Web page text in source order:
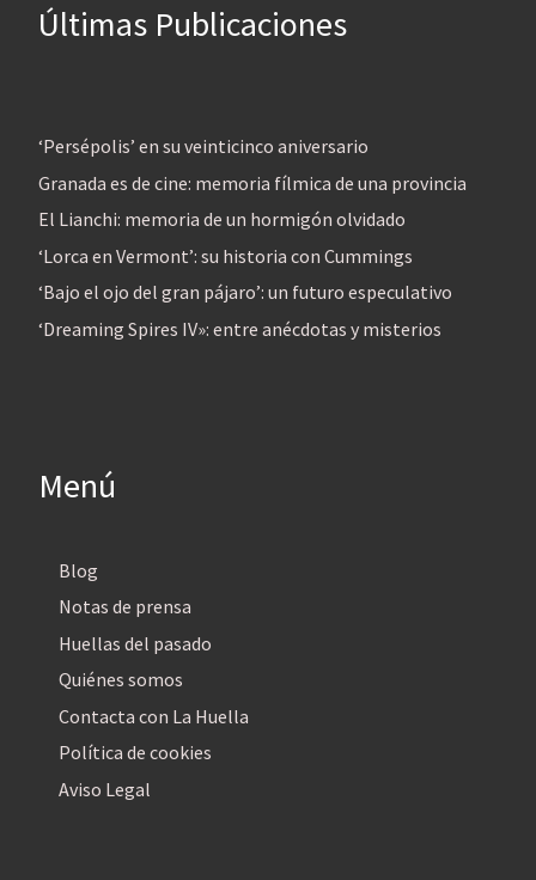
Últimas Publicaciones
‘Persépolis’ en su veinticinco aniversario
Granada es de cine: memoria fílmica de una provincia
El Lianchi: memoria de un hormigón olvidado
‘Lorca en Vermont’: su historia con Cummings
‘Bajo el ojo del gran pájaro’: un futuro especulativo
‘Dreaming Spires IV»: entre anécdotas y misterios
Menú
Blog
Notas de prensa
Huellas del pasado
Quiénes somos
Contacta con La Huella
Política de cookies
Aviso Legal